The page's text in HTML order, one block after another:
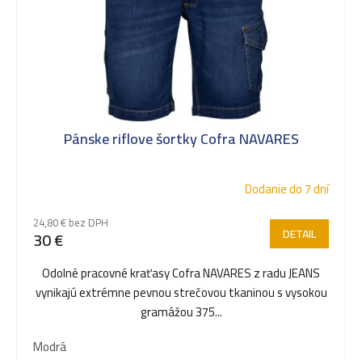
Pánske riflove šortky Cofra NAVARES
Dodanie do 7 dní
24,80 € bez DPH
30 € DETAIL
Odolné pracovné kraťasy Cofra NAVARES z radu JEANS
vynikajú extrémne pevnou strečovou tkaninou s vysokou
gramážou 375...
Modrá